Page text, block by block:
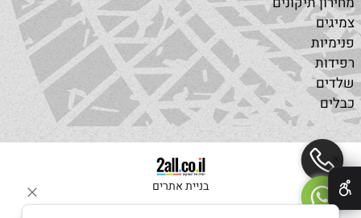
צמיגים
פנימיות
רפידות
שלדים
כבלים
בניית אתרים